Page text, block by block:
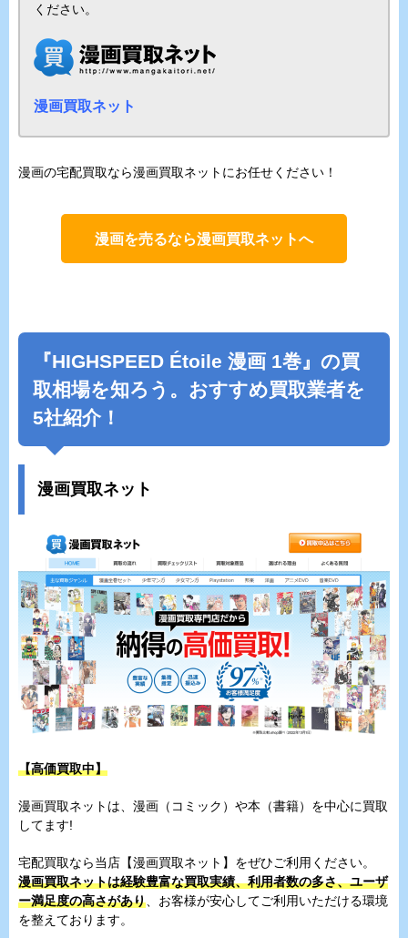
ください。
漫画買取ネット
漫画の宅配買取なら漫画買取ネットにお任せください！
漫画を売るなら漫画買取ネットへ
『HIGHSPEED Étoile 漫画 1巻』の買
取相場を知ろう。おすすめ買取業者を
5社紹介！
漫画買取ネット
【高価買取中】
漫画買取ネットは、漫画（コミック）や本（書籍）を中心に買取
してます!
宅配買取なら当店【漫画買取ネット】をぜひご利用ください。
漫画買取ネットは経験豊富な買取実績、利用者数の多さ、ユーザ
ー満足度の高さがあり、お客様が安心してご利用いただける環境
を整えております。